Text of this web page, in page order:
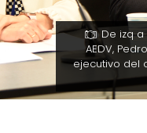
De izq
AEDV,
ejecutivo del